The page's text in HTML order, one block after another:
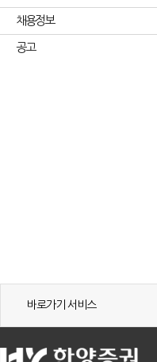
채용정보
공고
바로가기 서비스